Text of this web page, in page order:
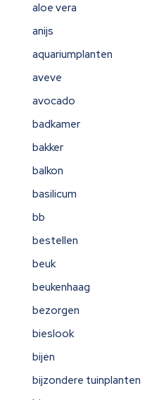
aloe vera
anijs
aquariumplanten
aveve
avocado
badkamer
bakker
balkon
basilicum
bb
bestellen
beuk
beukenhaag
bezorgen
bieslook
bijen
bijzondere tuinplanten